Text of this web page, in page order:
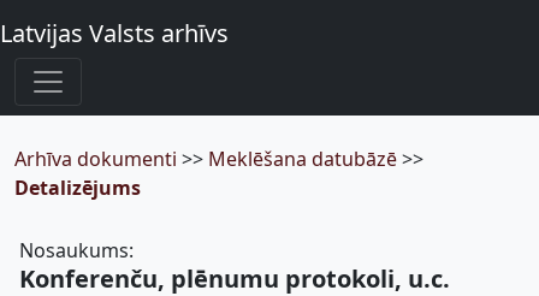
Latvijas Valsts arhīvs
Arhīva dokumenti >> Meklēšana datubāzē>>
Detalizējums
Nosaukums:
Konferenču, plēnumu protokoli, u.c.